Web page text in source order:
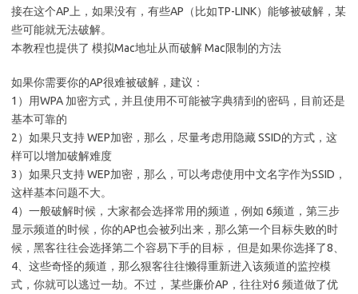
接在这个AP上，如果没有，有些AP（比如TP-LINK）能够被破解，某
些可能就无法破解。
本教程也提供了 模拟Mac地址从而破解 Mac限制的方法
如果你需要你的AP很难被破解，建议：
1）用WPA 加密方式，并且使用不可能被字典猜到的密码，目前还是
基本可靠的
2）如果只支持 WEP加密，那么，尽量考虑用隐藏 SSID的方式，这
样可以增加破解难度
3）如果只支持 WEP加密，那么，可以考虑使用中文名字作为SSID，
这样基本问题不大。
4）一般破解时候，大家都会选择常用的频道，例如 6频道，第三步
显示频道的时候，你的AP也会被列出来，那么第一个目标失败的时
候，黑客往往会选择第二个容易下手的目标， 但是如果你选择了8、
4、这些奇怪的频道，那么狠客往往懒得重新进入该频道的监控模
式，你就可以逃过一劫。不过， 某些廉价AP，往往对6 频道做了优